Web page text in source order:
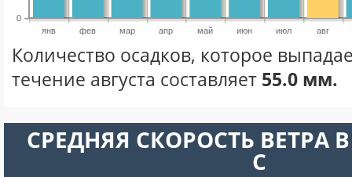
янв фев мар апр май июн июл авг
0
Количество осадков, которое
течение августа составляет 55.0 мм.
СРЕДНЯЯ СКОРОСТЬ ВЕТРА
С